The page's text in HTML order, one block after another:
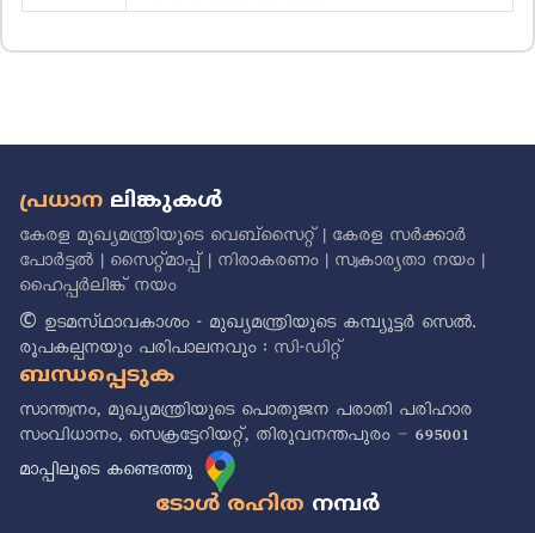
പ്രധാന ലിങ്കുകൾ
കേരള മുഖ്യമന്ത്രിയുടെ വെബ്സൈറ്റ്| കേരള സർക്കാർ
പോർട്ടൽ | സൈറ്റ്മാപ്പ്| നിരാകരണം| സ്വകാര്യതാ നയം|
ഹൈപ്പർലിങ്ക് നയം
© ഉടമസ്‌ഥാവകാശം - മുഖ്യമന്ത്രിയുടെ കമ്പ്യൂട്ടർ സെൽ.
രൂപകല്പനയും പരിപാലനവും : സി-ഡിറ്റ്
ബന്ധപ്പെടുക
സാന്ത്വനം, മുഖ്യമന്ത്രിയുടെ പൊതുജന പരാതി പരിഹാര
സംവിധാനം, സെക്രട്ടേറിയറ്റ്, തിരുവനന്തപുരം – 695001
മാപ്പിലൂടെ കണ്ടെത്തൂ
ടോൾ രഹിത നമ്പർ